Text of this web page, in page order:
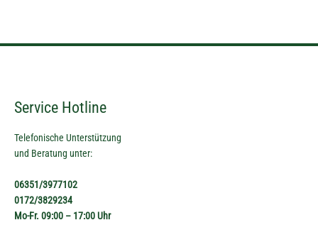
Service Hotline
Telefonische Unterstützung
und Beratung unter:
06351/3977102
0172/3829234
Mo-Fr. 09:00 – 17:00 Uhr